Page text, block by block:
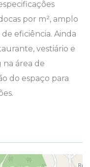
por m², amplo
eficiência. Ainda
vestiário e
área de
do espaço para